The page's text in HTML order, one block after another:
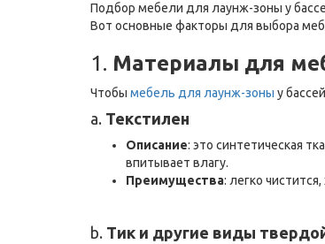
Подбор мебели для лаунж-зоны у
Вот основные факторы для выбора
1. Материалы для
Чтобы мебель для лаунж-зоны у
a. Текстилен
Описание: это синтетическая
впитывает влагу.
Преимущества: легко
b. Тик и другие виды